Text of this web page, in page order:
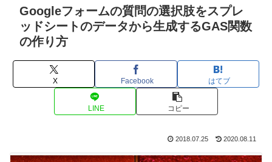
Googleフォームの質問の選択肢をスプレ
ッドシートのデータから生成するGAS関数
の作り方
X Facebook はてブ
LINE コピー
2018.07.25 2020.08.11